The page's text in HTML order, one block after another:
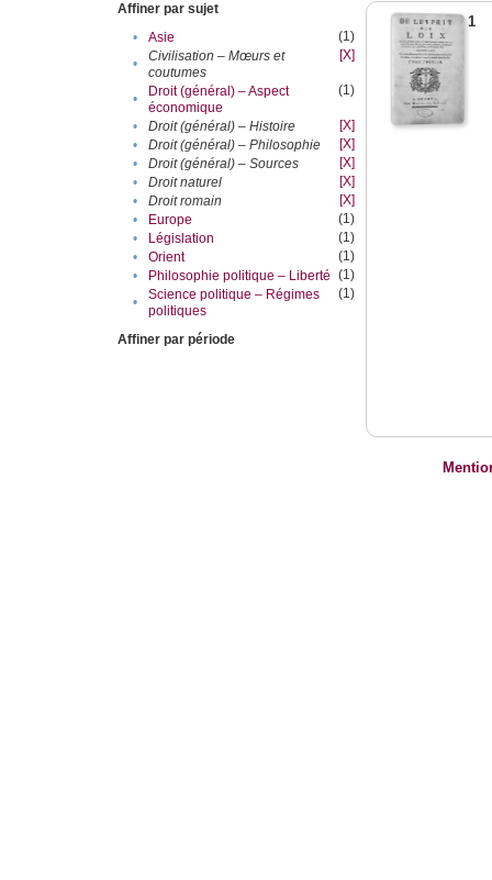
Affiner par sujet
•
Asie
(1)
•
Civilisation – Mœurs et
coutumes
[X]
•
Droit (général) – Aspect
économique
(1)
• Droit (général) – Histoire
[X]
•
Droit (général) – Philosophie
[X]
•
Droit (général) – Sources
[X]
•
Droit naturel
[X]
•
Droit romain
[X]
•
Europe
(1)
•
Législation
(1)
•
Orient
(1)
•
Philosophie politique – Liberté (1)
•
Science politique – Régimes
politiques
(1)
Affiner par période
1